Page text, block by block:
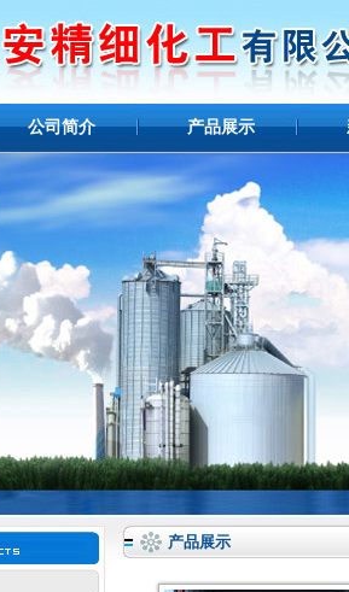
公司简介 产品展示
产品展示